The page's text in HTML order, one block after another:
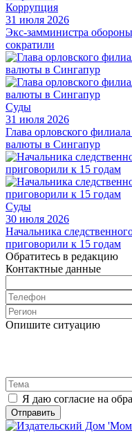
Коррупция
31 июля 2026
Экс-замминистра
сократили
Суды
31 июля 2026
Глава орловского
валюты в Сингапур
Суды
30 июля 2026
Начальника
приговорили к 15 годам
Обратитесь в редакцию
Контактные данные
Опишите ситуацию
Я даю согласие на